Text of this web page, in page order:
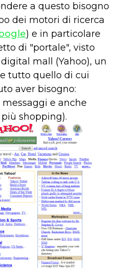
a questo bisogno
dei motori di ricerca
) e in particolare
di "portale", visto
mall (Yahoo), un
tutto quello di cui
aver bisogno:
e anche
shopping).